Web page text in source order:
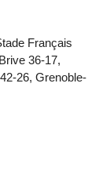
Français
36-17,
26, Grenoble-